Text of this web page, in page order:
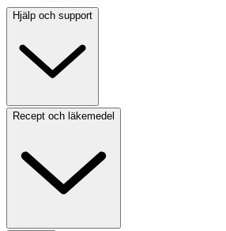
Hjälp och support
Recept och läkemedel